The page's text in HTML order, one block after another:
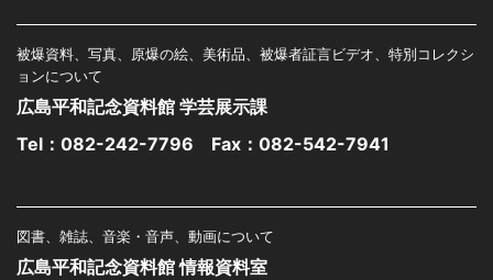
被爆資料、写真、原爆の絵、美術品、被爆者証言ビデオ、特別コレクシ
ョンについて
広島平和記念資料館 学芸展示課
Tel： 082-242-7796 Fax：082-542-7941
図書、雑誌、音楽・音声、動画について
広島平和記念資料館 情報資料室